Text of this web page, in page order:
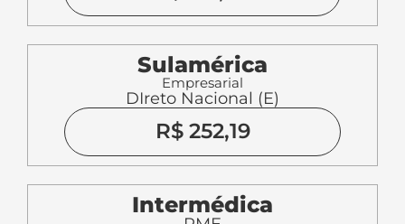
Sulamérica
Empresarial
DIreto Nacional (E)
R$ 252,19
Intermédica